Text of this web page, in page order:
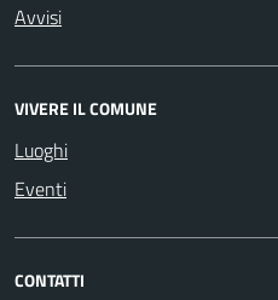
Avvisi
VIVERE IL COMUNE
Luoghi
Eventi
CONTATTI